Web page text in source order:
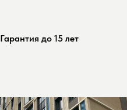
Гарантия до 15 лет